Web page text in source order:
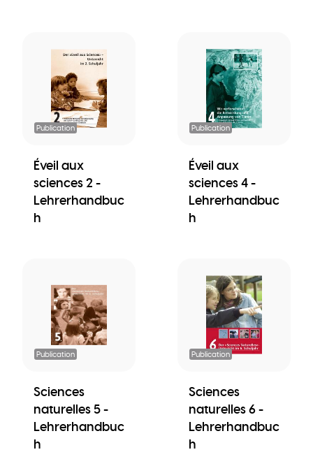
Publication
Éveil aux
sciences 2 -
Lehrerhandbuc
h
Publication
Éveil aux
sciences 4 -
Lehrerhandbuc
h
Publication
Sciences
naturelles 5 -
Lehrerhandbuc
h
Publication
Sciences
naturelles 6 -
Lehrerhandbuc
h